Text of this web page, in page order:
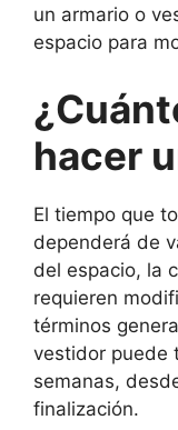
un armario o
espacio para
hacer
El tiempo que
dependerá de
del espacio, la
requieren
términos
vestidor puede
semanas,
finalización.